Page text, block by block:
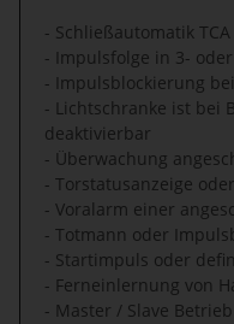
- Schließautomatik TCA
- Impulsfolge in 3-
- Impulsblockierung
- Lichtschranke ist bei
deaktivierbar
- Überwachung
- Torstatusanzeige
- Voralarm einer
- Totmann oder
- Startimpuls oder
- Ferneinlernung von
- Master / Slave Betrieb